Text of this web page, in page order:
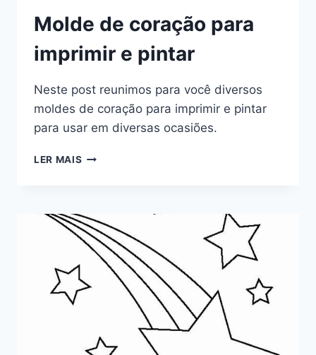
Molde de coração para
imprimir e pintar
Neste post reunimos para você diversos
moldes de coração para imprimir e pintar
para usar em diversas ocasiões.
LER MAIS MOLDE
IMPRIMIR
E
PINTAR